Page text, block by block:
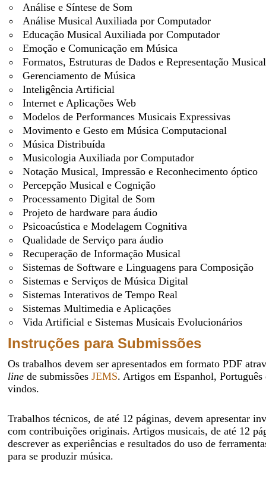
Análise e Síntese de Som
Análise Musical Auxiliada por Computador
Educação Musical Auxiliada por Computador
Emoção e Comunicação em Música
Formatos, Estruturas de Dados e Representação Musical
Gerenciamento de Música
Inteligência Artificial
Internet e Aplicações Web
Modelos de Performances Musicais Expressivas
Movimento e Gesto em Música Computacional
Música Distribuída
Musicologia Auxiliada por Computador
Notação Musical, Impressão e Reconhecimento óptico
Percepção Musical e Cognição
Processamento Digital de Som
Projeto de hardware para áudio
Psicoacústica e Modelagem Cognitiva
Qualidade de Serviço para áudio
Recuperação de Informação Musical
Sistemas de Software e Linguagens para Composição
Sistemas e Serviços de Música Digital
Sistemas Interativos de Tempo Real
Sistemas Multimedia e Aplicações
Vida Artificial e Sistemas Musicais Evolucionários
Instruções para Submissões
Os trabalhos devem ser apresentados em formato PDF
line de submissões JEMS. Artigos em Espanhol, Português
vindos.
Trabalhos técnicos, de até 12 páginas, devem apresentar
com contribuições originais. Artigos musicais, de até 12
descrever as experiências e resultados do uso de
para se produzir música.